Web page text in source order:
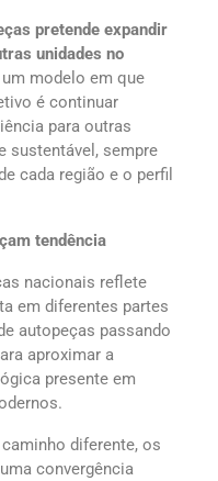
pretende expandir
unidades no
um modelo em que
é continuar
para outras
sustentável, sempre
cada região e o perfil
tendência
nacionais reflete
em diferentes partes
autopeças passando
aproximar a
presente em
diferente, os
convergência